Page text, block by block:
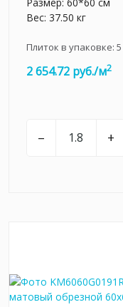
Вес: 37.50 кг
Плиток в упаковке: 5
2 654.72 руб./м2
– +